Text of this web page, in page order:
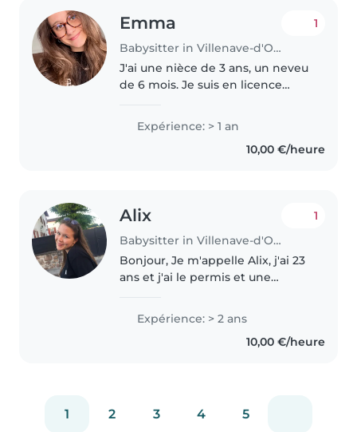
Emma
Babysitter in Villenave-d'Ornon
1
J'ai une nièce de 3 ans, un neveu
de 6 mois. Je suis en licence
devenir professeur des écoles,
pour cela j'effectue des stages
en école, entre la maternelle..
Expérience: > 1 an
10,00 €/heure
Alix
Babysitter in Villenave-d'Ornon
1
Bonjour, Je m'appelle Alix, j'ai 23
ans et j'ai le permis et une
déplacer partout. Sérieuse et
attentionnée, j'ai l'habitude de
Expérience: > 2 ans
10,00 €/heure
1 2 3 4 5